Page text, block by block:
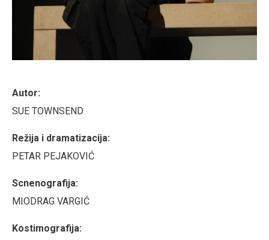
Autor:
SUE TOWNSEND
Režija i dramatizacija:
PETAR PEJAKOVIĆ
Scnenografija:
MIODRAG VARGIĆ
Kostimografija: